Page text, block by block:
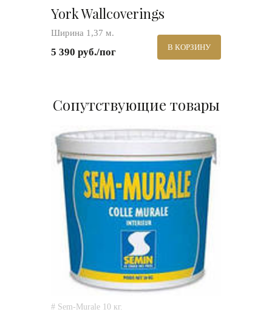
York Wallcoverings
Ширина 1,37 м.
5 390 руб./пог В КОРЗИНУ
Сопутствующие товары
# Sem-Murale 10 кг.